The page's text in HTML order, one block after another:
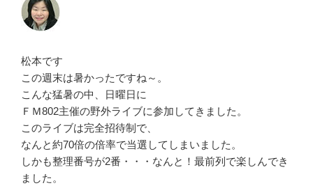
松本です
この週末は暑かったですね～。
こんな猛暑の中、日曜日に
ＦＭ802主催の野外ライブに参加してきました。
このライブは完全招待制で、
なんと約70倍の倍率で当選してしまいました。
しかも整理番号が2番・・・なんと！最前列で楽しんでき
ました。